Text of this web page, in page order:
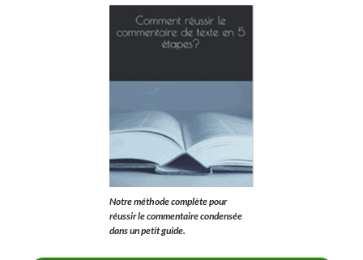
Notre méthode complète pour
réussir le commentaire condensée
dans un petit guide.